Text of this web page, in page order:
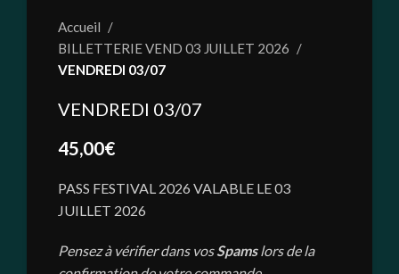
Accueil
BILLETTERIE VEND 03 JUILLET 2026
VENDREDI 03/07
VENDREDI 03/07
45,00€
PASS FESTIVAL 2026 VALABLE LE 03
JUILLET 2026
Pensez à vérifier dans vosSpamslors de la